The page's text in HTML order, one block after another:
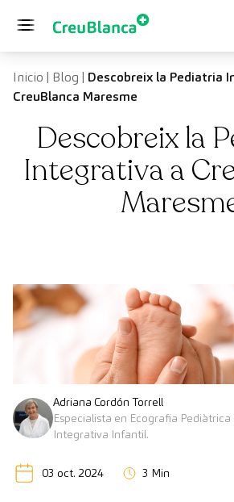
Inicio | Blog | Descobreix la Pediatria
CreuBlanca Maresme
Descobreix la
Integrativa a
Adriana Cordón Torrell
Especialista en Ecografia Pediàtrica
Integrativa Infantil.
03 oct. 2024 3 Min